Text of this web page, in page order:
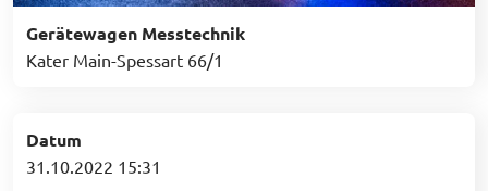
Gerätewagen Messtechnik
Kater Main-Spessart 66/1
Datum
31.10.2022 15:31